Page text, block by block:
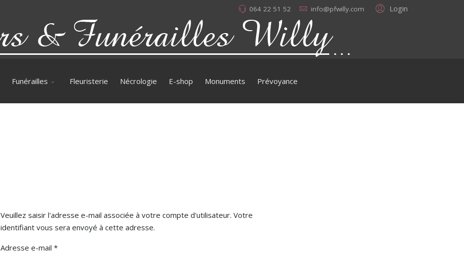
Login
064 22 51 52 info@pfwilly.com
Funérailles Fleuristerie Nécrologie E-shop Monuments Prévoyance
Veuillez saisir l'adresse e-mail associée à votre compte d'utilisateur. Votre
identifiant vous sera envoyé à cette adresse.
Adresse e-mail *